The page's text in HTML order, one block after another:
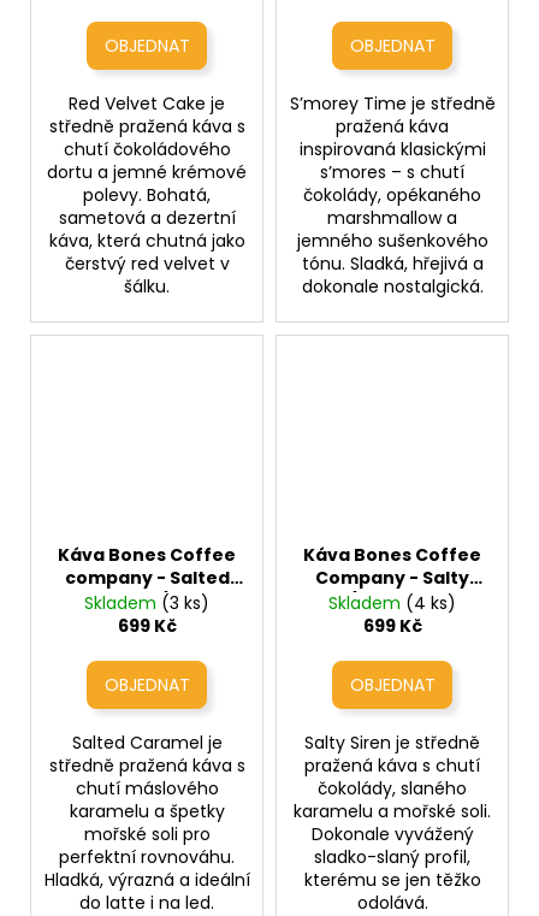
Red Velvet Cake je
středně pražená káva s
chutí čokoládového
dortu a jemné krémové
polevy. Bohatá,
sametová a dezertní
káva, která chutná jako
čerstvý red velvet v
šálku.
S’morey Time je středně
pražená káva
inspirovaná klasickými
s’mores – s chutí
čokolády, opékaného
marshmallow a
jemného sušenkového
tónu. Sladká, hřejivá a
dokonale nostalgická.
Káva Bones Coffee
company - Salted
Caramel (slaný
karamel)
Skladem (3 ks)
699 Kč
Salted Caramel je
středně pražená káva s
chutí máslového
karamelu a špetky
mořské soli pro
perfektní rovnováhu.
Hladká, výrazná a ideální
do latte i na led.
Káva Bones Coffee
Company - Salty
Siren (slaný karamel
s čokoládou)
Skladem (4 ks)
699 Kč
Salty Siren je středně
pražená káva s chutí
čokolády, slaného
karamelu a mořské soli.
Dokonale vyvážený
sladko-slaný profil,
kterému se jen těžko
odolává.